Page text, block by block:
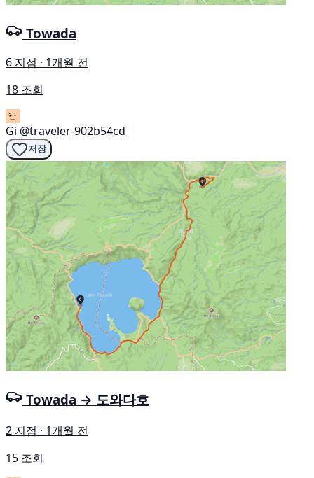
Towada
6 지점 · 1개월 전
18 조회
Gi @traveler-902b54cd
저장
Towada → 도와다호
2 지점 · 1개월 전
15 조회